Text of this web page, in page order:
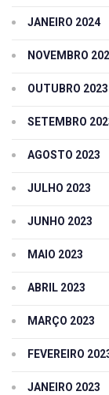
JANEIRO 2024
NOVEMBRO
OUTUBRO 2023
SETEMBRO
AGOSTO 2023
JULHO 2023
JUNHO 2023
MAIO 2023
ABRIL 2023
MARÇO 2023
FEVEREIRO
JANEIRO 2023